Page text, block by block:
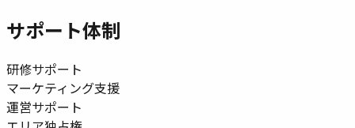
サポート体制
研修サポート
マーケティング支援
運営サポート